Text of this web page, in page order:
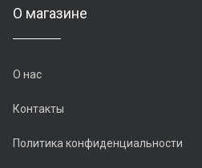
О магазине
О нас
Контакты
Политика конфиденциальности